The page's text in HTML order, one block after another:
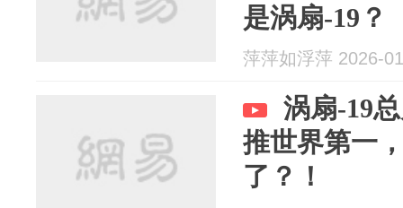
是涡扇-19？
萍萍如浮萍 2026-
涡扇-19
推世界第一
了？！